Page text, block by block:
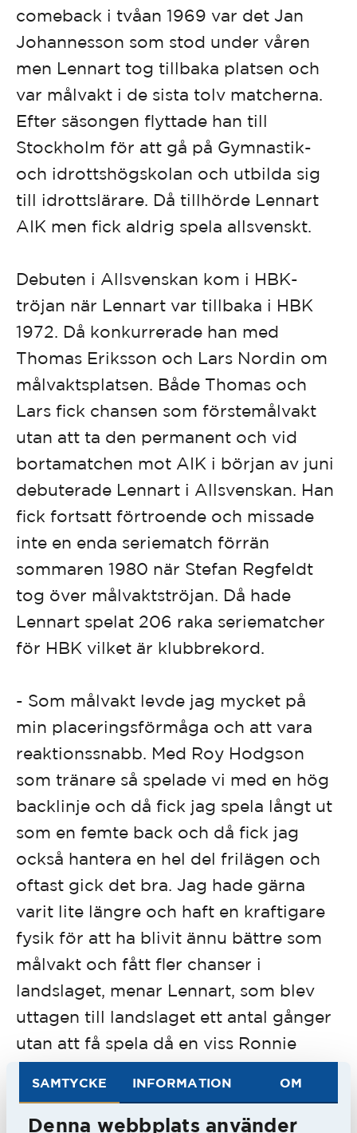
SAMTYCKE INFORMATION OM
Denna webbplats använder
comeback i tvåan 1969 var det Jan
Johannesson som stod under våren
men Lennart tog tillbaka platsen och
var målvakt i de sista tolv matcherna.
Efter säsongen flyttade han till
Stockholm för att gå på Gymnastik-
och idrottshögskolan och utbilda sig
till idrottslärare. Då tillhörde Lennart
AIK men fick aldrig spela allsvenskt.
Debuten i Allsvenskan kom i HBK-
tröjan när Lennart var tillbaka i HBK
1972. Då konkurrerade han med
Thomas Eriksson och Lars Nordin om
målvaktsplatsen. Både Thomas och
Lars fick chansen som förstemålvakt
utan att ta den permanent och vid
bortamatchen mot AIK i början av juni
debuterade Lennart i Allsvenskan. Han
fick fortsatt förtroende och missade
inte en enda seriematch förrän
sommaren 1980 när Stefan Regfeldt
tog över målvaktströjan. Då hade
Lennart spelat 206 raka seriematcher
för HBK vilket är klubbrekord.
- Som målvakt levde jag mycket på
min placeringsförmåga och att vara
reaktionssnabb. Med Roy Hodgson
som tränare så spelade vi med en hög
backlinje och då fick jag spela långt ut
som en femte back och då fick jag
också hantera en hel del frilägen och
oftast gick det bra. Jag hade gärna
varit lite längre och haft en kraftigare
fysik för att ha blivit ännu bättre som
målvakt och fått fler chanser i
landslaget, menar Lennart, som blev
uttagen till landslaget ett antal gånger
utan att få spela då en viss Ronnie
Tanken var att Lennart skulle sluta